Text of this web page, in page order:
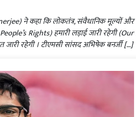
ने कहा कि लोकतंत्र, संवैधानिक मूल्यों
Rights) हमारी लड़ाई जारी रहेगी
जारी रहेगी । टीएमसी सांसद अभिषेक बनर्जी […]